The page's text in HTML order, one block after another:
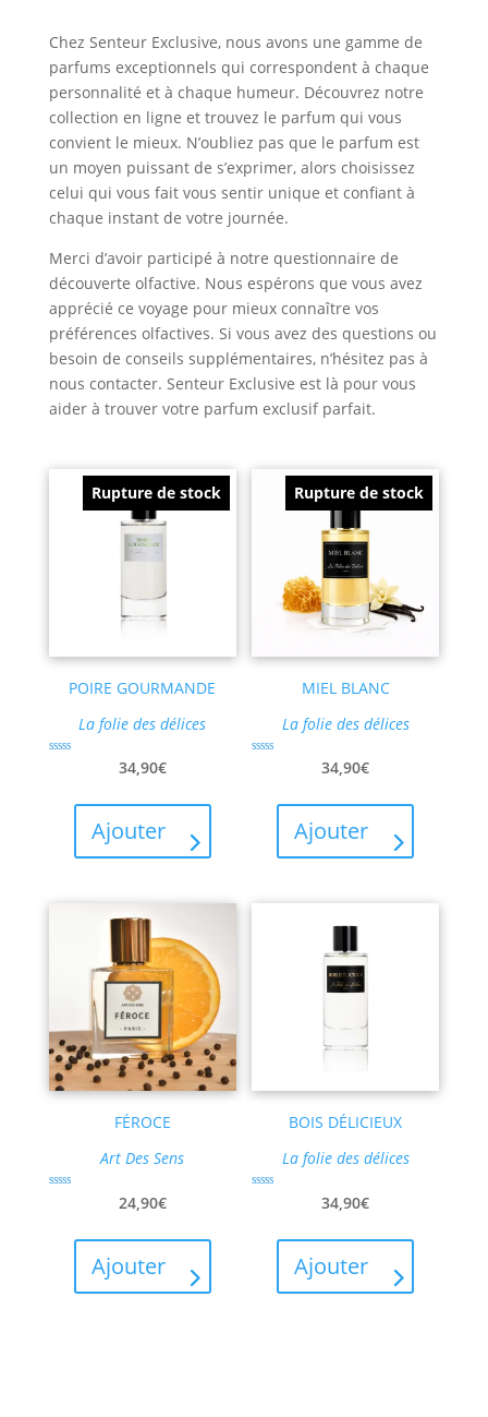
Chez Senteur Exclusive, nous avons une gamme de
parfums exceptionnels qui correspondent à chaque
personnalité et à chaque humeur. Découvrez notre
collection en ligne et trouvez le parfum qui vous
convient le mieux. N’oubliez pas que le parfum est
un moyen puissant de s’exprimer, alors choisissez
celui qui vous fait vous sentir unique et confiant à
chaque instant de votre journée.
Merci d’avoir participé à notre questionnaire de
découverte olfactive. Nous espérons que vous avez
apprécié ce voyage pour mieux connaître vos
préférences olfactives. Si vous avez des questions ou
besoin de conseils supplémentaires, n’hésitez pas à
nous contacter. Senteur Exclusive est là pour vous
aider à trouver votre parfum exclusif parfait.
Rupture de stock
POIRE GOURMANDE
La folie des délices
34,90€
Ajouter
Rupture de stock
MIEL BLANC
La folie des délices
34,90€
Ajouter
FÉROCE
Art Des Sens
24,90€
Ajouter
BOIS DÉLICIEUX
La folie des délices
34,90€
Ajouter